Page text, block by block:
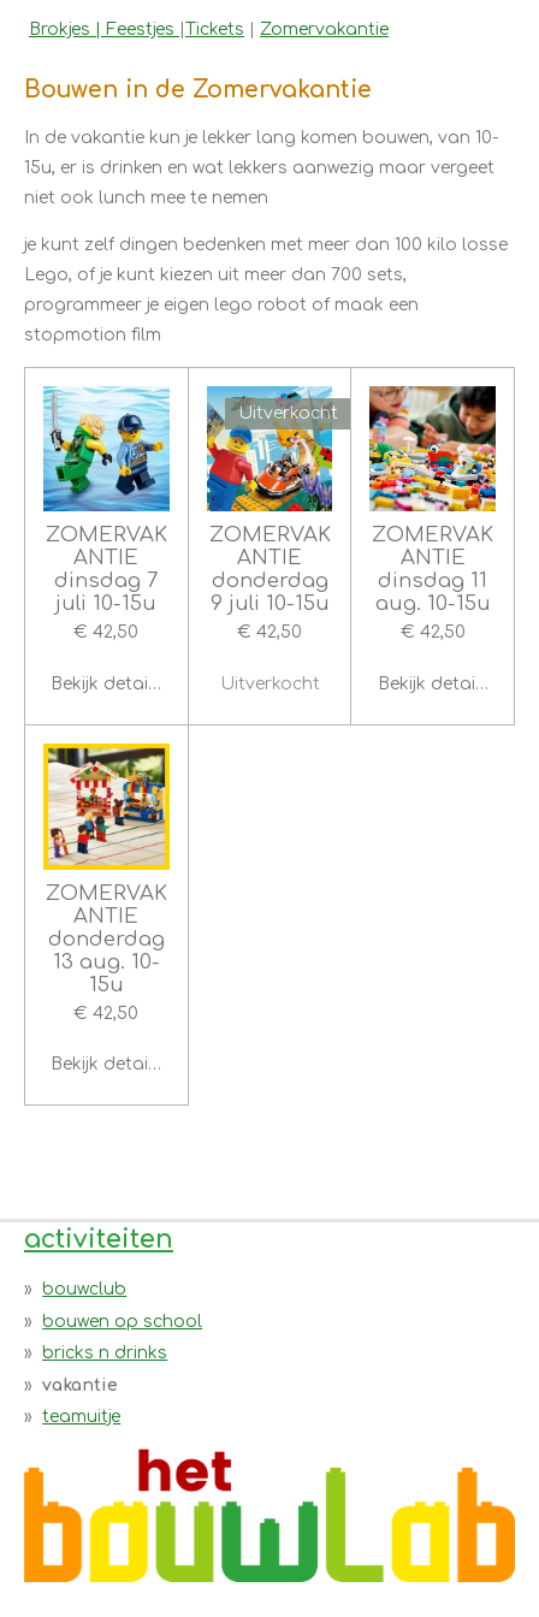
Brokjes | Feestjes Tickets Zomervakantie
Bouwen in de Zomervakantie
In de vakantie kun je lekker lang komen bouwen, van 10-
15u, er is drinken en wat lekkers aanwezig maar vergeet
niet ook lunch mee te nemen
je kunt zelf dingen bedenken met meer dan 100 kilo losse
Lego, of je kunt kiezen uit meer dan 700 sets,
programmeer je eigen lego robot of maak een
stopmotion film
ZOMERVAK
ANTIE
dinsdag 7
juli 10-15u
€ 42,50
Bekijk details
Uitverkocht
ZOMERVAK
ANTIE
donderdag
9 juli 10-15u
€ 42,50
Uitverkocht
ZOMERVAK
ANTIE
dinsdag 11
aug. 10-15u
€ 42,50
Bekijk details
ZOMERVAK
ANTIE
donderdag
13 aug. 10-
15u
€ 42,50
Bekijk details
activiteiten
bouwclub
bouwen op school
bricks n drinks
vakantie
teamuitje